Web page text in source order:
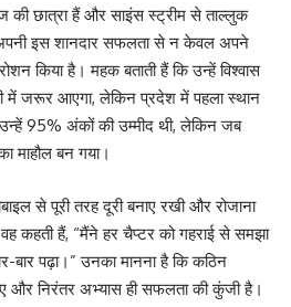
की छात्रा हैं और साइंस स्ट्रीम से ताल्लुक
इस शानदार सफलता से न केवल अपने
किया है। महक बताती हैं कि उन्हें विश्वास
में जरूर आएगा, लेकिन प्रदेश में पहला स्थान
95% अंकों की उम्मीद थी, लेकिन जब
माहौल बन गया।
से पूरी तरह दूरी बनाए रखी और रोजाना
कहती हैं, “मैंने हर चैप्टर को गहराई से समझा
बार पढ़ा।” उनका मानना है कि कठिन
और निरंतर अभ्यास ही सफलता की कुंजी है।